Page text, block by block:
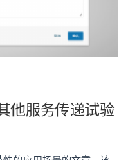
他服务传递试验